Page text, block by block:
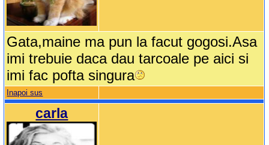
Gata,maine ma pun la facut gogosi.Asa
imi trebuie daca dau tarcoale pe aici si
imi fac pofta singura
Inapoi sus
carla